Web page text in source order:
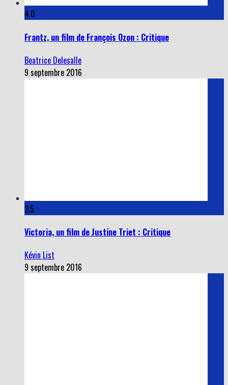
Frantz, un film de François Ozon : Critique
Beatrice Delesalle
9 septembre 2016
Victoria, un film de Justine Triet : Critique
Kévin List
9 septembre 2016